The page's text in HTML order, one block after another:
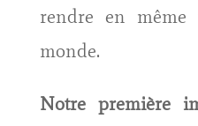
rendre en
monde.
Notre première